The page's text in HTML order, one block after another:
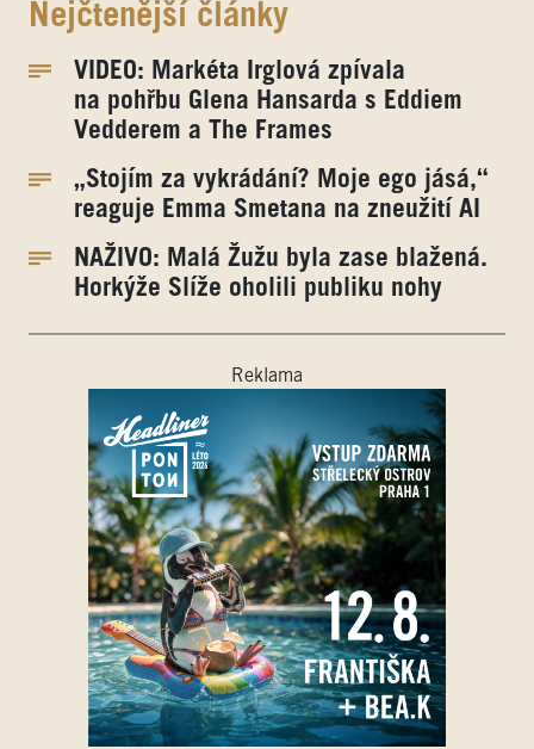
Nejčtenější články
VIDEO: Markéta Irglová zpívala
na pohřbu Glena Hansarda s Eddiem
Vedderem a The Frames
„Stojím za vykrádání? Moje ego jásá,“
reaguje Emma Smetana na zneužití AI
NAŽIVO: Malá Žužu byla zase blažená.
Horkýže Slíže oholili publiku nohy
Reklama